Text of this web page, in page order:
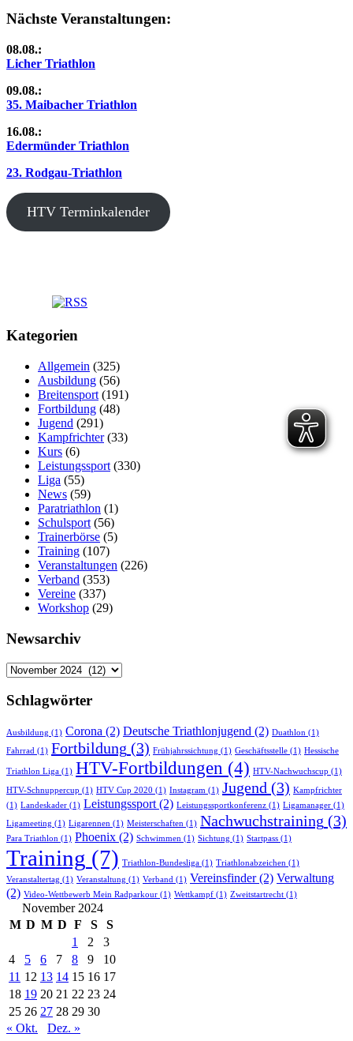
Nächste Veranstaltungen:
08.08.:
Licher Triathlon
09.08.:
35. Maibacher Triathlon
16.08.:
Edermünder Triathlon
23. Rodgau-Triathlon
HTV Terminkalender
Kategorien
Allgemein (325)
Ausbildung (56)
Breitensport (191)
Fortbildung (48)
Jugend (291)
Kampfrichter(33)
Kurs (6)
Leistungssport (330)
Liga (55)
News (59)
Paratriathlon (1)
Schulsport (56)
Trainerbörse (5)
Training (107)
Veranstaltungen (226)
Verband (353)
Vereine (337)
Workshop (29)
Newsarchiv
Newsarchiv
Schlagwörter
Ausbildung (1) Corona (2) Deutsche Triathlonjugend (2) Duathlon (1)
Fahrrad (1) Fortbildung (3) Frühjahrssichtung (1) Geschäftsstelle (1) Hessische
Triathlon Liga (1) HTV-Fortbildungen (4) HTV-Nachwuchscup (1)
HTV-Schnuppercup (1) HTV Cup 2020 (1) Instagram (1) Jugend (3) Kampfrichter
(1) Landeskader (1) Leistungssport(2) Leistungssportkonferenz (1) Ligamanager (1)
Ligameeting (1) Ligarennen (1) Meisterschaften (1) Nachwuchstraining (3)
Para Triathlon (1) Phoenix (2) Schwimmen (1) Sichtung (1) Startpass (1)
Training (7) Triathlon-Bundesliga (1) Triathlonabzeichen (1)
Veranstaltertag (1) Veranstaltung (1) Verband (1) Vereinsfinder(2) Verwaltung
(2) Video-Wettbewerb Mein Radparkour (1) Wettkampf (1) Zweitstartrecht (1)
November 2024
M D M D F S
S
1
2
3
4
5 6 7 8 9
10
11 12 13 14 15 16 17
18 19 20 21 22 23 24
25 26 27 28 29 30
« Okt.
Dez. »